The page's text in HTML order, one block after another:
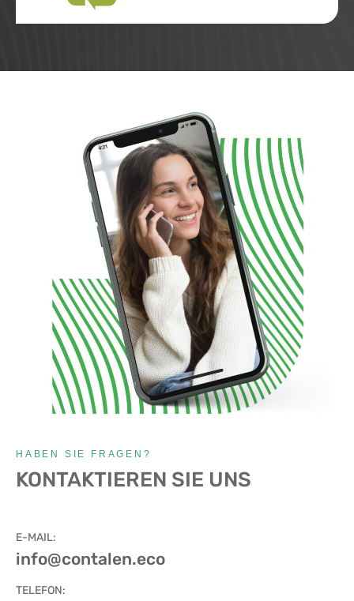
HABEN SIE FRAGEN?
KONTAKTIEREN SIE UNS
E-MAIL:
info@contalen.eco
TELEFON: